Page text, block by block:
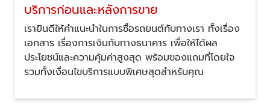
บริการก่อนและหลังการขาย
เรายินดีให้คำแนะนำในการซื้อรถยนต์กับทางเรา ทั้งเรื่อง
เอกสาร เรื่องการเงินกับทางธนาคาร เพื่อให้ได้ผล
ประโยชน์และความคุ้มค่าสูงสุด พร้อมของแถมที่โดยใจ
รวมทั้งเงื่อนไขบริการแบบพิเศษสุดสำหรับคุณ